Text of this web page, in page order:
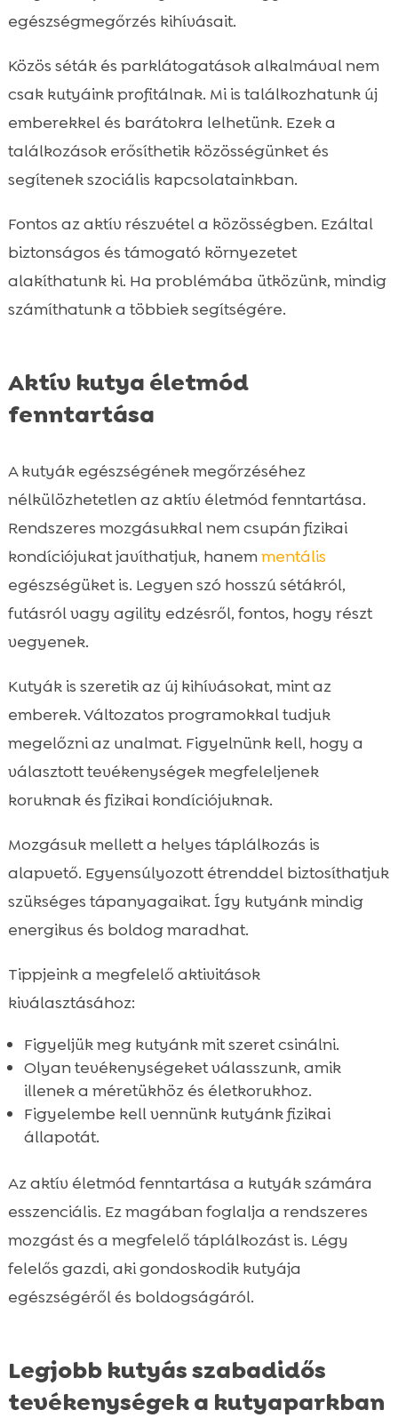
egészségmegőrzés kihívásait.
Közös séták és parklátogatások alkalmával nem
csak kutyáink profitálnak. Mi is találkozhatunk új
emberekkel és barátokra lelhetünk. Ezek a
találkozások erősíthetik közösségünket és
segítenek szociális kapcsolatainkban.
Fontos az aktív részvétel a közösségben. Ezáltal
biztonságos és támogató környezetet
alakíthatunk ki. Ha problémába ütközünk, mindig
számíthatunk a többiek segítségére.
Aktív kutya életmód
fenntartása
A kutyák egészségének megőrzéséhez
nélkülözhetetlen az aktív életmód fenntartása.
Rendszeres mozgásukkal nem csupán fizikai
kondíciójukat javíthatjuk, hanemmentális
egészségüket is. Legyen szó hosszú sétákról,
futásról vagy agility edzésről, fontos, hogy részt
vegyenek.
Kutyák is szeretik az új kihívásokat, mint az
emberek. Változatos programokkal tudjuk
megelőzni az unalmat. Figyelnünk kell, hogy a
választott tevékenységek megfeleljenek
koruknak és fizikai kondíciójuknak.
Mozgásuk mellett a helyes táplálkozás is
alapvető. Egyensúlyozott étrenddel biztosíthatjuk
szükséges tápanyagaikat. Így kutyánk mindig
energikus és boldog maradhat.
Tippjeink a megfelelő aktivitások
kiválasztásához:
Figyeljük meg kutyánk mit szeret csinálni.
Olyan tevékenységeket válasszunk, amik
illenek a méretükhöz és életkorukhoz.
Figyelembe kell vennünk kutyánk fizikai
állapotát.
Az aktív életmód fenntartása a kutyák számára
esszenciális. Ez magában foglalja a rendszeres
mozgást és a megfelelő táplálkozást is. Légy
felelős gazdi, aki gondoskodik kutyája
egészségéről és boldogságáról.
Legjobb kutyás szabadidős
tevékenységek a kutyaparkban